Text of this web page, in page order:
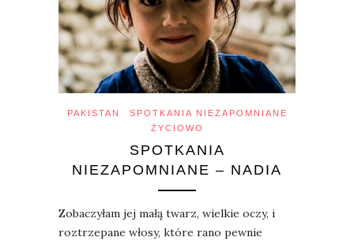
PAKISTAN
SPOTKANIA NIEZAPOMNIANE
ŻYCIOWO
SPOTKANIA
NIEZAPOMNIANE – NADIA
Zobaczyłam jej małą twarz, wielkie oczy, i
roztrzepane włosy, które rano pewnie